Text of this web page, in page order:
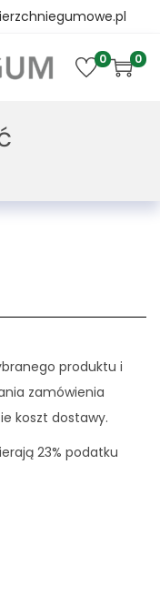
0 0
produktu i
zamówienia
koszt dostawy.
23% podatku